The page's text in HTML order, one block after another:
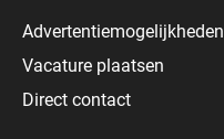
Advertentiemogelijkheden
Vacature plaatsen
Direct contact